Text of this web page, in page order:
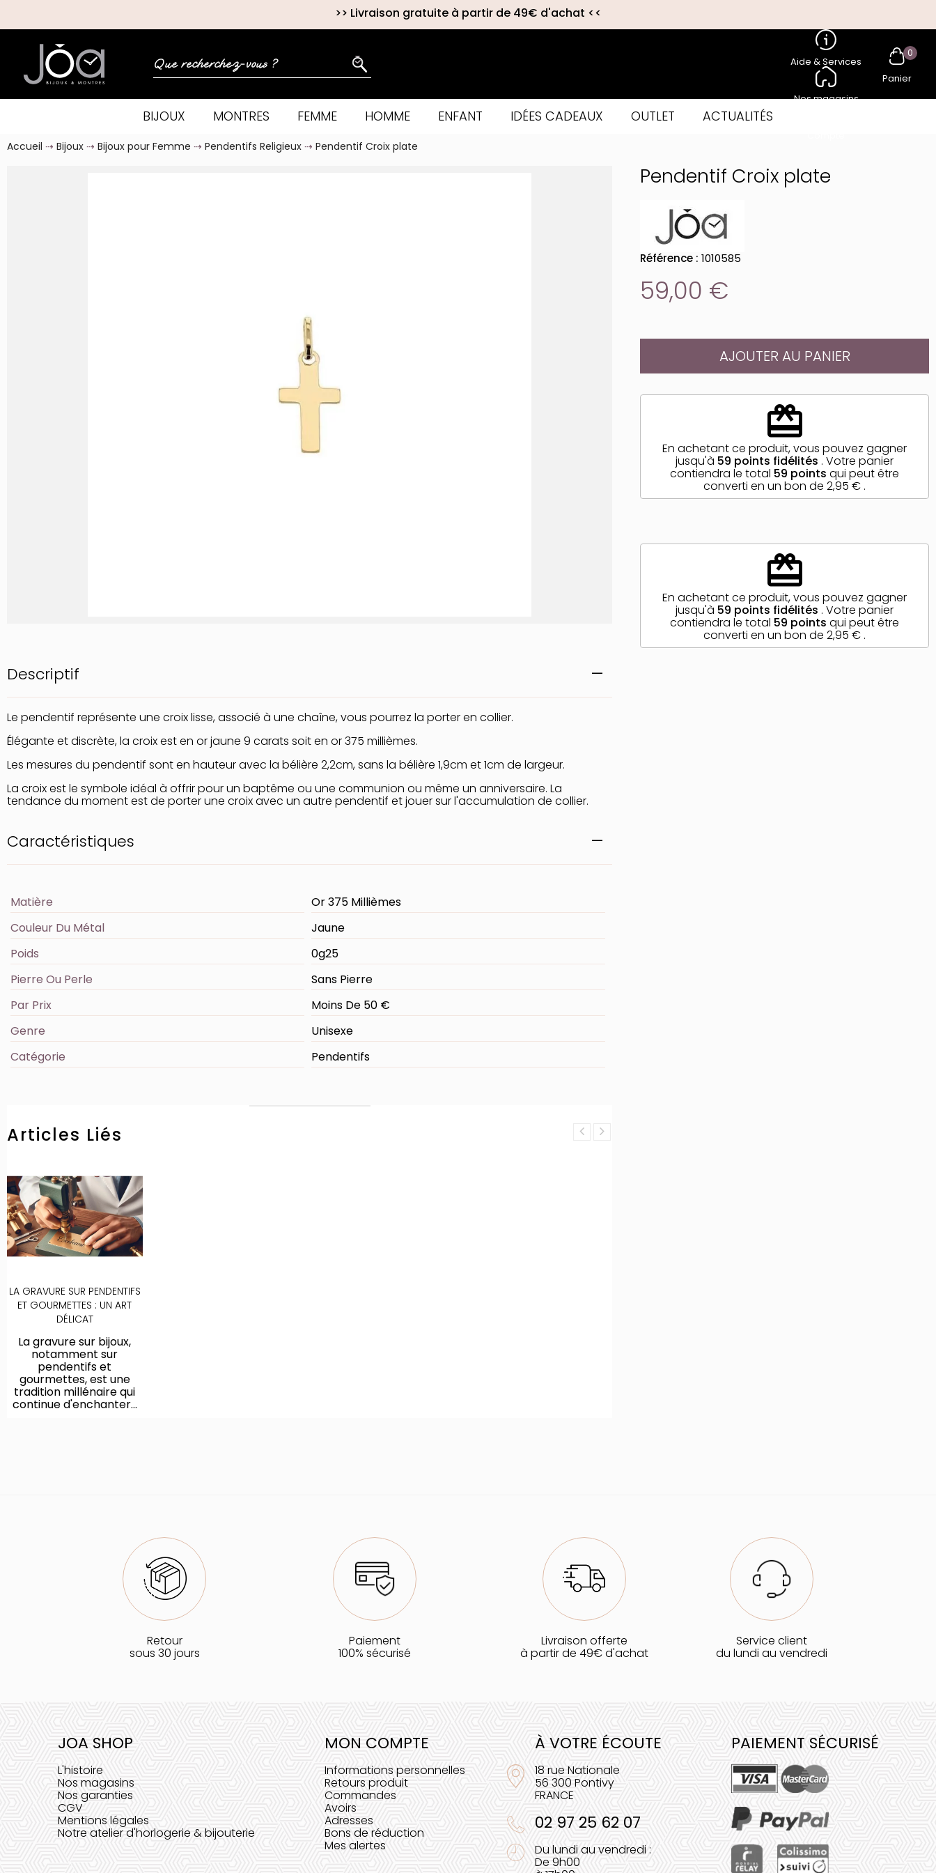
>> Livraison gratuite à partir de 49€ d'achat <<
Aide & Services
Nos magasins
0
Panier
BIJOUX MONTRES FEMME HOMME ENFANT IDÉES CADEAUX OUTLET ACTUALITÉS
Accueil Bijoux Bijoux pour Femme Pendentifs Religieux Pendentif Croix plate
Descriptif
Le pendentif représente une croix lisse, associé à une chaîne, vous pourrez la porter en collier.
Élégante et discrète, la croix est en or jaune 9 carats soit en or 375 millièmes.
Les mesures du pendentif sont en hauteur avec la bélière 2,2cm, sans la bélière 1,9cm et 1cm de largeur.
La croix est le symbole idéal à offrir pour un baptême ou une communion ou même un anniversaire. La
tendance du moment est de porter une croix avec un autre pendentif et jouer sur l'accumulation de collier.
Caractéristiques
Matière
Or 375 Millièmes
Couleur Du Métal
Jaune
Poids
0g25
Pierre Ou Perle
Sans Pierre
Par Prix
Moins De 50 €
Genre
Unisexe
Catégorie
Pendentifs
Articles Liés
LA GRAVURE SUR PENDENTIFS
ET GOURMETTES : UN ART
DÉLICAT
La gravure sur bijoux,
notamment sur
pendentifs et
gourmettes, est une
tradition millénaire qui
continue d'enchanter...
Pendentif Croix plate
Référence : 1010585
59,00 €
AJOUTER AU PANIER
redeem
En achetant ce produit, vous pouvez gagner
jusqu'à 59 points fidélités . Votre panier
contiendra le total 59 points qui peut être
converti en un bon de2,95 € .
redeem
En achetant ce produit, vous pouvez gagner
jusqu'à 59 points fidélités . Votre panier
contiendra le total 59 points qui peut être
converti en un bon de2,95 € .
Retour
sous 30 jours
Paiement
100% sécurisé
Livraison offerte
à partir de 49€ d'achat
Service client
du lundi au vendredi
JOA SHOP
L'histoire
Nos magasins
Nos garanties
CGV
Mentions légales
Notre atelier d'horlogerie & bijouterie
MON COMPTE
Informations personnelles
Retours produit
Commandes
Avoirs
Adresses
Bons de réduction
Mes alertes
À VOTRE ÉCOUTE
18 rue Nationale
56 300 Pontivy
FRANCE
02 97 25 62 07
Du lundi au vendredi :
De 9h00
PAIEMENT SÉCURISÉ